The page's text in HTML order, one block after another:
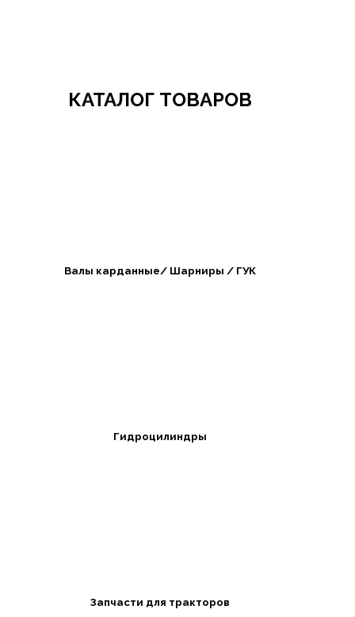
КАТАЛОГ ТОВАРОВ
Валы карданные/ Шарниры / ГУК
Гидроцилиндры
Запчасти для тракторов